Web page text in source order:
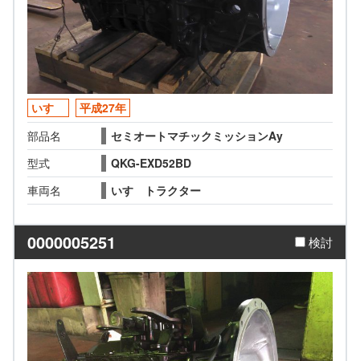
いすゞ
平成27年
部品名
セミオートマチックミッションAy
型式
QKG-EXD52BD
車両名
いすゞトラクター
0000005251 検討